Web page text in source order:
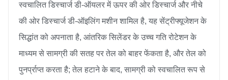
स्वचालित डिस्चार्ज डी-ऑयलर में ऊपर की ओर डिस्चार्ज और नीचे
की ओर डिस्चार्ज डी-ऑइलिंग मशीन शामिल है, यह सेंट्रीफ्यूजेशन के
सिद्धांत को अपनाता है, आंतरिक सिलेंडर के उच्च गति रोटेशन के
माध्यम से सामग्री की सतह पर तेल को बाहर फेंकता है, और तेल को
पुनर्प्राप्त करता है; तेल हटाने के बाद, सामग्री को स्वचालित रूप से